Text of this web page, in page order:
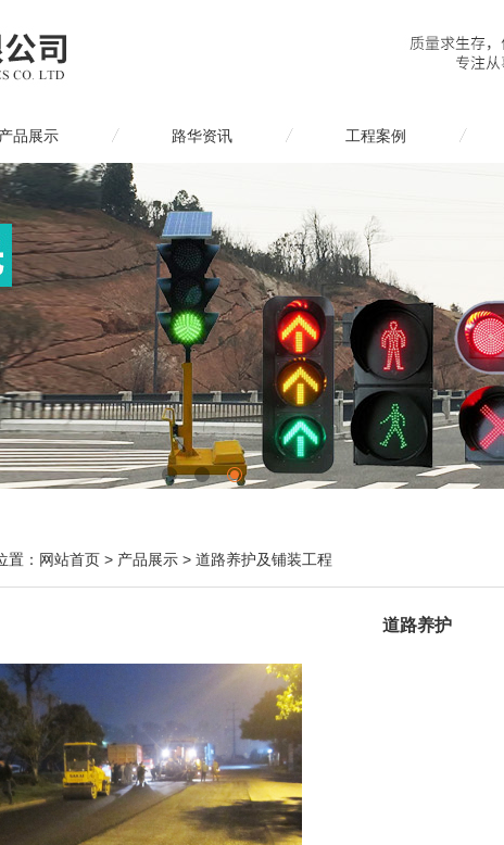
产品展示 路华资讯 工程案例
置： 网站首页 > 产品展示 > 道路养护及铺装工程
道路养护